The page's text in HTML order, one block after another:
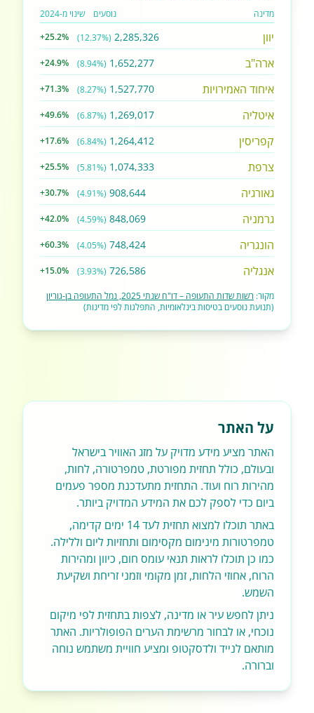
מדינה נוסעים שינוי מ-2024
יוון 2,285,326
(12.37%)
+25.2%
ארה"ב 1,652,277
(8.94%)
+24.9%
איחוד האמירויות 1,527,770
(8.27%)
+71.3%
איטליה 1,269,017
(6.87%)
+49.6%
קפריסין 1,264,412
(6.84%)
+17.6%
צרפת 1,074,333
(5.81%)
+25.5%
גאורגיה 908,644
(4.91%)
+30.7%
גרמניה 848,069
(4.59%)
+42.0%
הונגריה 748,424
(4.05%)
+60.3%
אנגליה 726,586
(3.93%)
+15.0%
מקור: רשות שדות התעופה – דו"ח שנתי 2025, נמל התעופה בן-גוריון
(תנועת נוסעים בטיסות בינלאומיות, התפלגות לפי מדינות)
על האתר
האתר מציע מידע מדויק על מזג האוויר בישראל
ובעולם, כולל תחזית מפורטת, טמפרטורה, לחות,
מהירות רוח ועוד. התחזית מתעדכנת מספר פעמים
ביום כדי לספק לכם את המידע המדויק ביותר.
באתר תוכלו למצוא תחזית לעד 14 ימים קדימה,
טמפרטורות מינימום מקסימום ותחזיות ליום וללילה.
כמו כן תוכלו לראות תנאי עומס חום, כיוון ומהירות
הרוח, אחוזי הלחות, זמן מקומי וזמני זריחת ושקיעת
השמש.
ניתן לחפש עיר או מדינה, לצפות בתחזית לפי מיקום
נוכחי, או לבחור מרשימת הערים הפופולריות. האתר
מותאם לנייד ולדסקטופ ומציע חוויית משתמש נוחה
וברורה.